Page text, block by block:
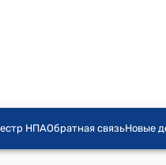
НПАОбратная связьНовые